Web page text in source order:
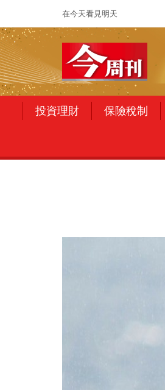
在今天看見明天
投資理財 保險稅制